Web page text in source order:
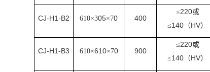
CJ-H1-B2 610×305×70 400
≤220或
≤140 （HV）
CJ-H1-B3 610×610×70 900
≤220或
≤140 （HV）